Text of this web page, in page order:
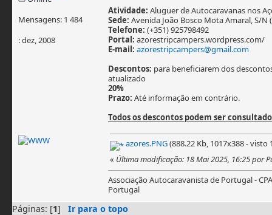
Mensagens: 1 484
: dez, 2008
Atividade: Aluguer de Autocaravanas nos
Sede: Avenida João Bosco Mota Amaral, S/
Telefone: (+351) 925798492
Portal: azorestripcampers.wordpress.com/
E-mail: azorestripcampers@gmail.com
Descontos: para beneficiarem dos
atualizado
20%
Prazo: Até informação em contrário.
Todos os descontos podem ser
azores.PNG(888.22 Kb, 1017x388 - visto
« Última modificação: 18 Mai 2025, 16:25 por
Associação Autocaravanista de Portugal - CPA
Portugal
Páginas: [1] Ir para o topo